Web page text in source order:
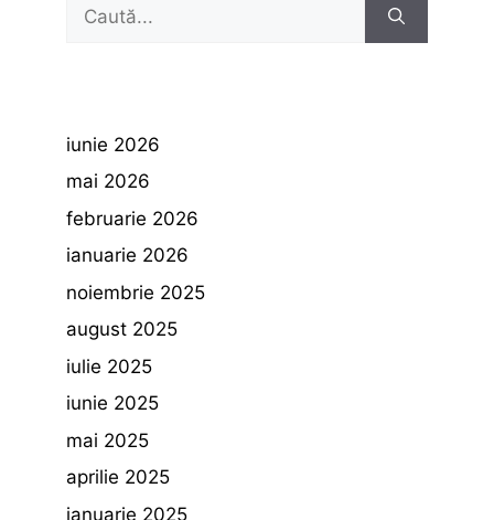
după:
iunie 2026
mai 2026
februarie 2026
ianuarie 2026
noiembrie 2025
august 2025
iulie 2025
iunie 2025
mai 2025
aprilie 2025
ianuarie 2025